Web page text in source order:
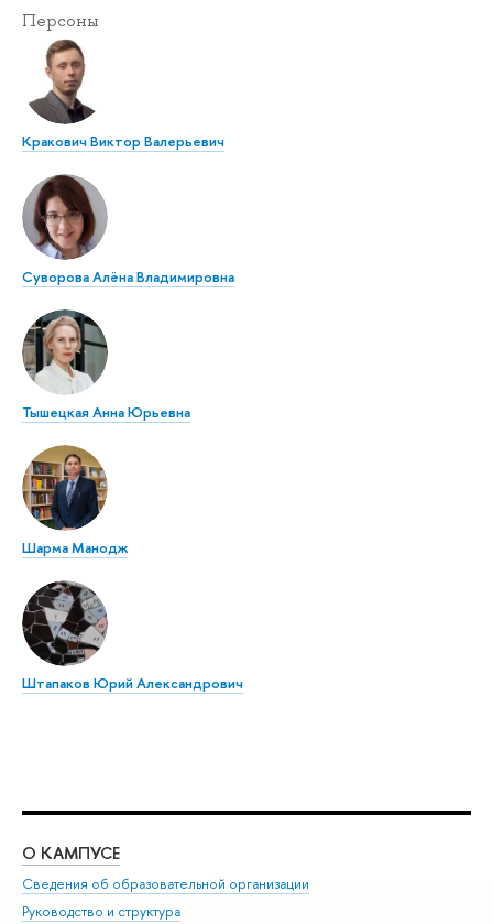
Персоны
Кракович Виктор Валерьевич
Суворова Алёна Владимировна
Тышецкая Анна Юрьевна
Шарма Манодж
Штапаков Юрий Александрович
О КАМПУСЕ
Сведения об образовательной организации
Руководство и структура